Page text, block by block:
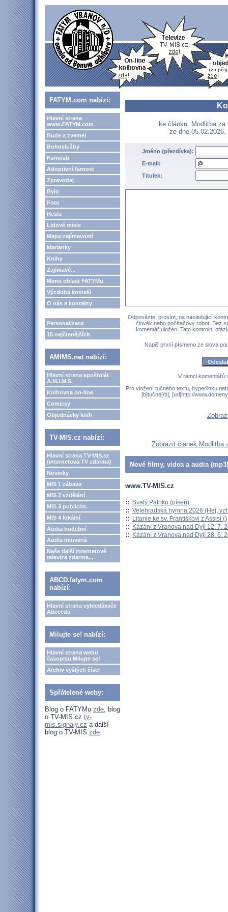
FATYM.com nabízí:
Hlavní strana
www.FATYM.com
Bude a zveme!
Bohoslužby
Farnosti
Adoptivní farnost
Zpravodaj
Bylo
Foto
Hesla
Lidové misie
Mapa zajímavostí
Marianky
Knihy
Zajímavé...
Mimo oblast FATYMu
Výzdoba kostelů
O nás a kontakty
Personalizace
15 nejčtenějších
AMIMS.net nabízí:
Hlavní strana apoštolát
A.M.I.M.S.
Knihovna on-line
Comicsy
Objednávky knih
TV-MIS.cz nabízí:
Hlavní strana TV-MIS.cz
(internetová TV zdarma)
Novinky
MIS 1 zábava
MIS 2 vzdělání
MIS 3 publicist.
MIS 4 lokální
Audia hudební
Audia mluvená
Naše další internetové
televize zdarma...
ABCD.fatym.com
nabízí:
Hlavní strana vyhledávače
Abeceda
Milujte se! nabízí:
Hlavní strana webu
časopisu Milujte se!
Archiv vyšlých čísel
Spřátelené weby:
Blog o FATYMu zde, blog
o TV-MIS.cz tv-
mis.signaly.cz a další
blog o TV-MIS zde.
ke článku: Modlitba
ze dne
Jméno (přezdívka):
E-mail:
Titulek:
Odpovězte, prosím, na následující
člověk nebo počítačový robot. Bez
komentář uložen. Tato kontrolní
Napiš první písmeno ze slova
V rámci komentářů
Pro vložení tučného textu, hyperlinku
[b]tučné[/b], [url]http://
Zobrazit článek Modlitba
Nové filmy, videa a audia
www.TV-MIS.cz
:: Svatý Patriku (píseň)
:: Velehradská hymna 2026 (Hej,
:: Litanie ke sv. Františkovi z Assisi ()
:: Kázání z Vranova nad Dyjí 12. 7.
:: Kázání z Vranova nad Dyjí 28. 6.